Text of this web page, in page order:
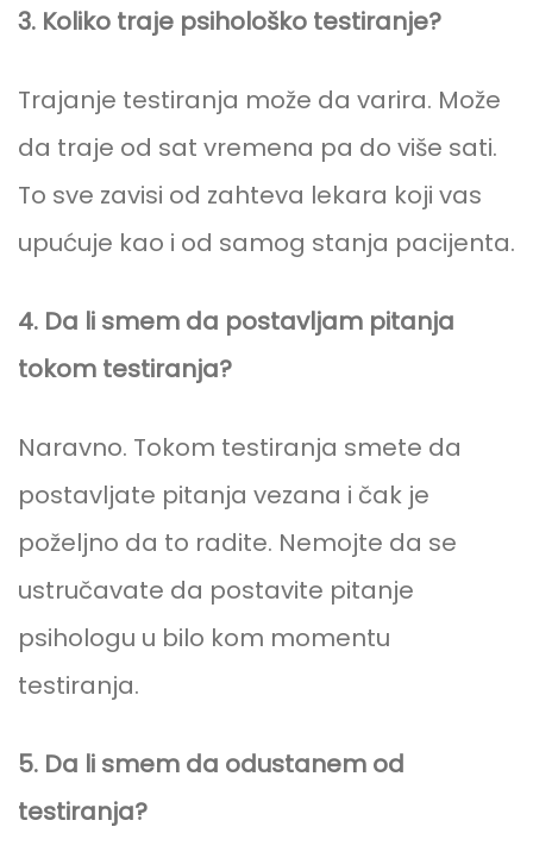
3. Koliko traje psihološko testiranje?
Trajanje testiranja može da varira. Može
da traje od sat vremena pa do više sati.
To sve zavisi od zahteva lekara koji vas
upućuje kao i od samog stanja pacijenta.
4. Da li smem da postavljam pitanja
tokom testiranja?
Naravno. Tokom testiranja smete da
postavljate pitanja vezana i čak je
poželjno da to radite. Nemojte da se
ustručavate da postavite pitanje
psihologu u bilo kom momentu
testiranja.
5. Da li smem da odustanem od
testiranja?